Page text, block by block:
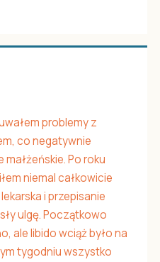
problemy z
co negatywnie
Po roku
niemal całkowicie
i przepisanie
ulgę. Początkowo
ale libido wciąż było na
tygodniu wszystko